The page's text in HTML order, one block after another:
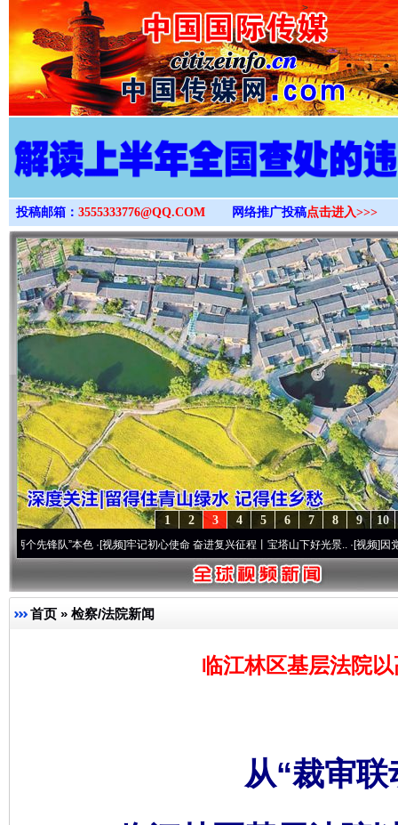
>
投稿邮箱： 3555333776@QQ.COM 网络推广投稿点击进入>>>
10
9
8
7
6
5
4
3
2
1
本色·[视频]牢记初心使命 奋进复兴征程丨宝塔山下好光景..·[视频]因党而生 为党而
首页 » 检察/法院新闻
临江林区基层法院
从“裁审